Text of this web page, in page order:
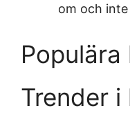
om och
Populära
Trender i